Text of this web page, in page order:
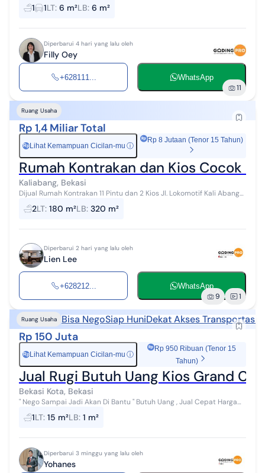
1 1LT: 6 m²LB: 6 m²
Diperbarui 4 hari yang lalu oleh
Filly Oey
+628111... WhatsApp
11
Ruang Usaha
Rp 1,4 Miliar Total
Rp Lihat Kemampuan Cicilan-mu ⓘ
Rp 8 Jutaan (Tenor 15 Tahun)
Rumah Kontrakan dan Kios Cocok
Kaliabang, Bekasi
Dijual Rumah Kontrakan 11 Pintu dan 2 Kios Jl. Lokomotif Kali Abang
Tengah Bekasi Utara SHM Luas tanah : 180 m2 Luas bangunan : 320
m2 11 pintu kon...
2LT: 180 m²LB: 320 m²
Diperbarui 2 hari yang lalu oleh
Lien Lee
+628212... WhatsApp
9 1
Ruang Usaha Bisa NegoSiap HuniDekat Akses Transportasi
Rp 150 Juta
Rp Lihat Kemampuan Cicilan-mu ⓘ
Rp 950 Ribuan (Tenor 15
Tahun)
Jual Rugi Butuh Uang Kios Grand
Bekasi Kota, Bekasi
" Nego Sampai Jadi Akan Di Bantu " Butuh Uang , Jual Cepat Harga
150Jt (Turun Harga) SHM Dekat kolam renang Luas 15m² Listrik 1300
Air PAM Siap...
1LT: 15 m²LB: 1 m²
Diperbarui 3 minggu yang lalu oleh
Yohanes